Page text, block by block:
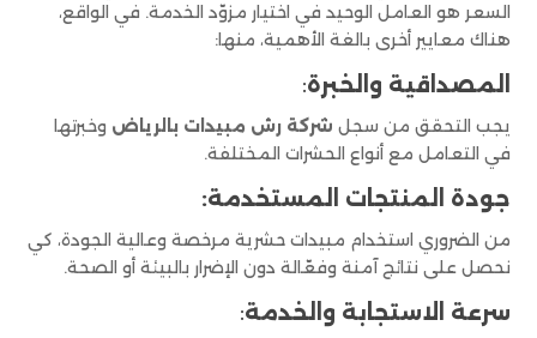
السعر هو العامل الوحيد في اختيار مزوّد الخدمة. في الواقع،
هناك معايير أخرى بالغة الأهمية، منها:
المصداقية والخبرة:
يجب التحقق من سجل شركة رش مبيدات بالرياض وخبرتها
في التعامل مع أنواع الحشرات المختلفة.
جودة المنتجات المستخدمة:
من الضروري استخدام مبيدات حشرية مرخصة وعالية الجودة، كي
نحصل على نتائج آمنة وفعّالة دون الإضرار بالبيئة أو الصحة.
سرعة الاستجابة والخدمة: